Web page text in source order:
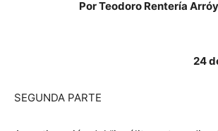
Por Teodoro Rentería
24
SEGUNDA PARTE